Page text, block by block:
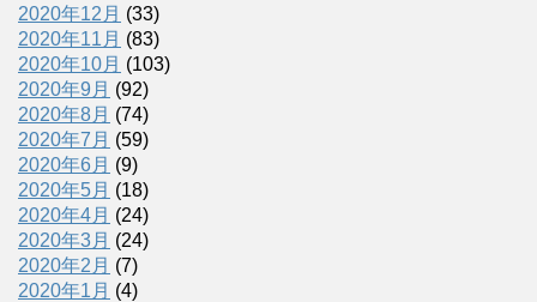
2020年12月 (33)
2020年11月 (83)
2020年10月 (103)
2020年9月 (92)
2020年8月 (74)
2020年7月 (59)
2020年6月 (9)
2020年5月 (18)
2020年4月 (24)
2020年3月 (24)
2020年2月 (7)
2020年1月 (4)